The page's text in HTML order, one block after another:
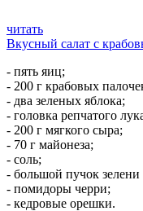
читать
Вкусный салат с
- пять яиц;
- 200 г крабовых
- два зеленых яблока;
- головка репчатого
- 200 г мягкого сыра;
- 70 г майонеза;
- соль;
- большой пучок зелени
- помидоры черри;
- кедровые орешки.